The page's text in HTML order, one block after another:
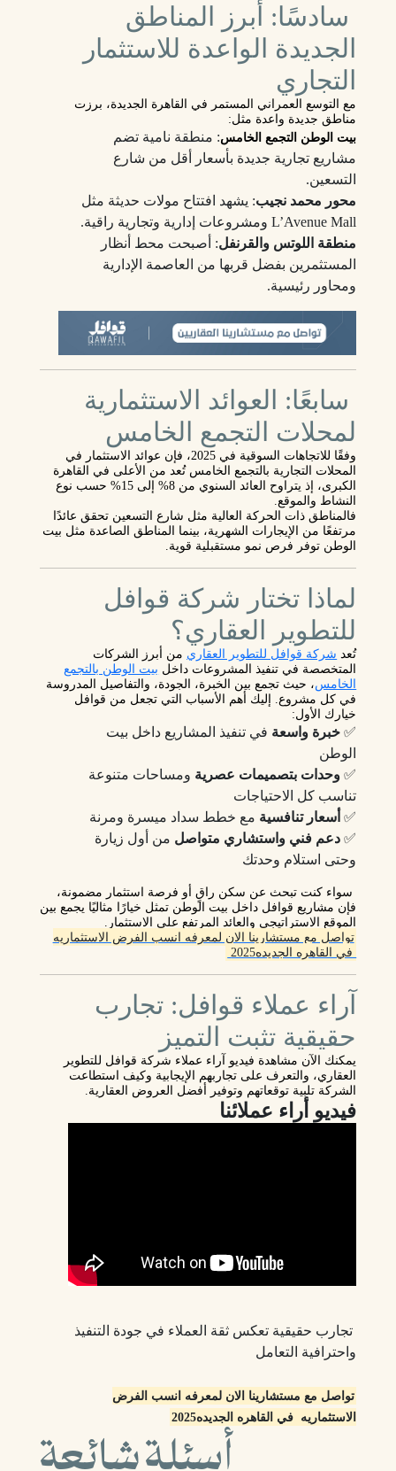
سادسًا: أبرز المناطق
الجديدة الواعدة للاستثمار
التجاري
مع التوسع العمراني المستمر في القاهرة الجديدة، برزت
مناطق جديدة واعدة مثل:
بيت الوطن التجمع الخامس: منطقة نامية تضم
مشاريع تجارية جديدة بأسعار أقل من شارع
التسعين.
محور محمد نجيب: يشهد افتتاح مولات حديثة مثل
L’Avenue Mall ومشروعات إدارية وتجارية راقية.
منطقة اللوتس والقرنفل: أصبحت محط أنظار
المستثمرين بفضل قربها من العاصمة الإدارية
ومحاور رئيسية.
سابعًا: العوائد الاستثمارية
لمحلات التجمع الخامس
وفقًا للاتجاهات السوقية في 2025، فإن
عوائد الاستثمار في
المحلات التجارية بالتجمع الخامس تُعد من الأعلى في القاهرة
الكبرى، إذ يتراوح العائد السنوي من 8% إلى 15%
حسب نوع
النشاط والموقع.
فالمناطق ذات الحركة العالية مثل شارع التسعين تحقق عائدًا
مرتفعًا من الإيجارات الشهرية، بينما المناطق الصاعدة مثل بيت
الوطن توفر فرص نمو مستقبلية قوية.
لماذا تختار شركة قوافل
للتطوير العقاري؟
تُعد شركة قوافل للتطوير العقاري من أبرز الشركات
المتخصصة في تنفيذ المشروعات داخل بيت الوطن بالتجمع
الخامس، حيث تجمع بين الخبرة، الجودة، والتفاصيل المدروسة
في كل مشروع. إليك أهم الأسباب التي تجعل من قوافل
خيارك الأول:
✅ خبرة واسعة في تنفيذ المشاريع داخل بيت
الوطن
✅ وحدات بتصميمات عصرية ومساحات متنوعة
تناسب كل الاحتياجات
✅ أسعار تنافسية مع خطط سداد ميسرة ومرنة
✅ دعم فني واستشاري متواصل من أول زيارة
وحتى استلام وحدتك
سواء كنت تبحث عن سكن راقٍ أو فرصة استثمار مضمونة،
فإن مشاريع قوافل داخل بيت الوطن تمثل خيارًا مثاليًا يجمع بين
الموقع الاستراتيجي والعائد المرتفع على الاستثمار.
تواصل مع مستشارينا الان لمعرفه انسب الفرض الاستثماريه
في القاهره الجديده2025
آراء عملاء قوافل: تجارب
حقيقية تثبت التميز
يمكنك الآن مشاهدة فيديو آراء عملاء شركة قوافل للتطوير
العقاري، والتعرف على تجاربهم الإيجابية وكيف استطاعت
الشركة تلبية توقعاتهم وتوفير أفضل العروض العقارية.
فيديو أراء عملائنا
تجارب حقيقية تعكس ثقة العملاء في جودة التنفيذ
واحترافية التعامل
تواصل مع مستشارينا الان لمعرفه انسب الفرض
الاستثماريه في القاهره الجديده2025